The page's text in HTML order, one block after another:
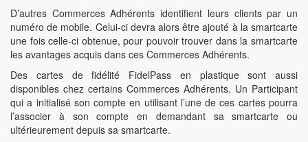
D’autres Commerces Adhérents identifient leurs clients par un
numéro de mobile. Celui-ci devra alors être ajouté à la smartcarte
une fois celle-ci obtenue, pour pouvoir trouver dans la smartcarte
les avantages acquis dans ces Commerces Adhérents.
Des cartes de fidélité FidelPass en plastique sont aussi
disponibles chez certains Commerces Adhérents. Un Participant
qui a initialisé son compte en utilisant l’une de ces cartes pourra
l’associer à son compte en demandant sa smartcarte ou
ultérieurement depuis sa smartcarte.